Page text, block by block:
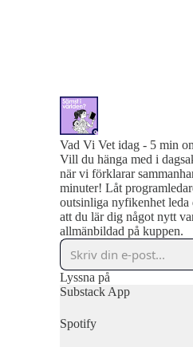
Vad Vi Vet idag - 5 min
Vill du hänga med i
när vi förklarar
minuter! Låt
outsinliga nyfikenhet
att du lär dig något nytt
allmänbildad på kuppen.
Lyssna på
Substack App
Spotify